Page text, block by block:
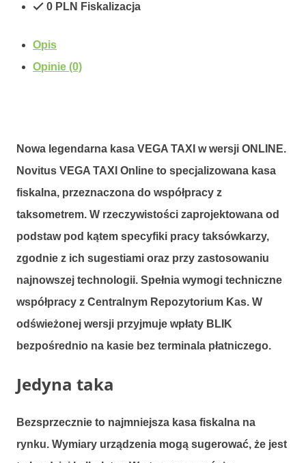
0 PLN Fiskalizacja
Opis
Opinie (0)
Nowa legendarna kasa VEGA TAXI w wersji ONLINE.
Novitus VEGA TAXI Online to specjalizowana kasa
fiskalna, przeznaczona do współpracy z
taksometrem. W rzeczywistości zaprojektowana od
podstaw pod kątem specyfiki pracy taksówkarzy,
zgodnie z ich sugestiami oraz przy zastosowaniu
najnowszej technologii. Spełnia wymogi techniczne
współpracy z Centralnym Repozytorium Kas. W
odświeżonej wersji przyjmuje wpłaty BLIK
bezpośrednio na kasie bez terminala płatniczego.
Jedyna taka
Bezsprzecznie to najmniejsza kasa fiskalna na
rynku. Wymiary urządzenia mogą sugerować, że jest